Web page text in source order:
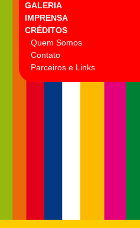
GALERIA
IMPRENSA
CRÉDITOS
Quem Somos
Contato
Parceiros e Links